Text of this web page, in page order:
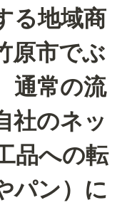
る地域商
原市でぶ
通常の流
社のネッ
品への転
パン）に